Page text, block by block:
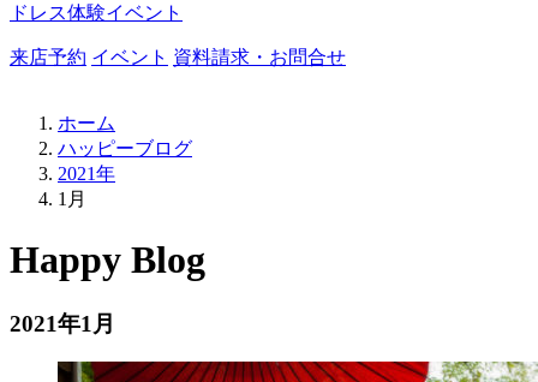
ドレス体験イベント
来店予約 イベント 資料請求・お問合せ
ホーム
ハッピーブログ
2021年
1月
Happy Blog
2021年1月